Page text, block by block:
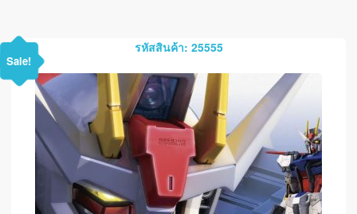
รหัสสินค้า: 25555
Sale!